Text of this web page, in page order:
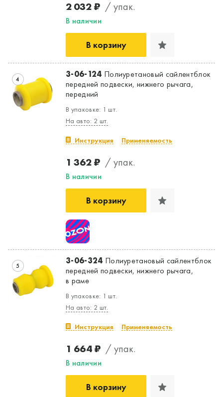
Да, верно
2 032 ₽ / упак.
В наличии
В корзину
4 3-06-124 Полиуретановый сайлентблок
передней подвески, нижнего рычага,
передний
В упаковке: 1 шт.
На авто: 2 шт.
Инструкция Применяемость
1 362 ₽ / упак.
В наличии
В корзину
5 3-06-324 Полиуретановый сайлентблок
передней подвески, нижнего рычага,
в раме
В упаковке: 1 шт.
На авто: 2 шт.
Инструкция Применяемость
1 664 ₽ / упак.
В наличии
В корзину